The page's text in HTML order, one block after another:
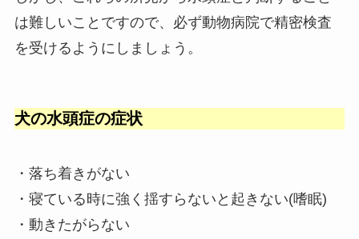
は難しいことですので、必ず動物病院で精密検査
を受けるようにしましょう。
犬の水頭症の症状
・落ち着きがない
・寝ている時に強く揺すらないと起きない(嗜眠)
・動きたがらない